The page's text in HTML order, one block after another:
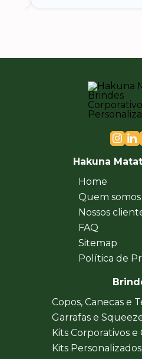
Hakuna
Home
Quem somos
Nossos
FAQ
Sitemap
Política de
Copos, Canecas e
Garrafas e
Kits Corporativos
Kits